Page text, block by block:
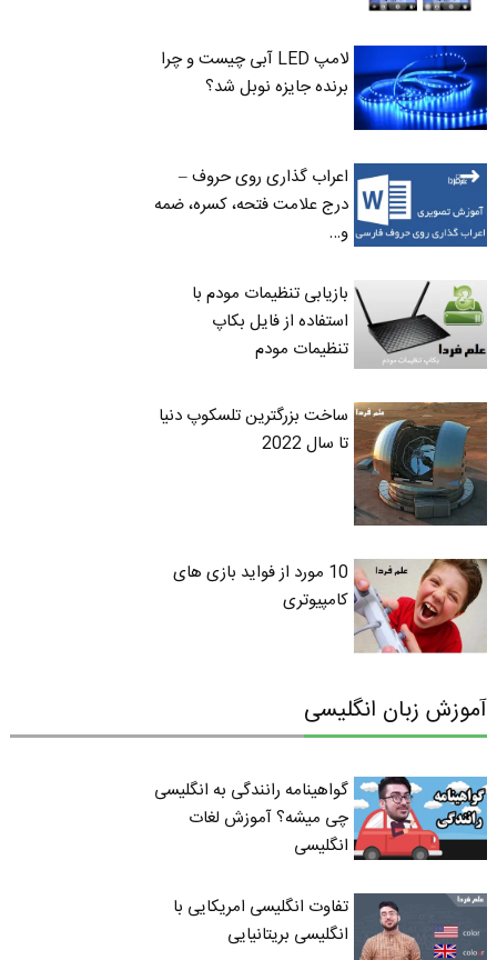
لامپ LED آبی چیست و چرا
برنده جایزه نوبل شد؟
اعراب گذاری روی حروف –
درج علامت فتحه، کسره، ضمه
و…
بازیابی تنظیمات مودم با
استفاده از فایل بکاپ
تنظیمات مودم
ساخت بزرگترین تلسکوپ دنیا
تا سال 2022
10 مورد از فواید بازی های
کامپیوتری
آموزش زبان انگلیسی
گواهینامه رانندگی به انگلیسی
چی میشه؟ آموزش لغات
انگلیسی
تفاوت انگلیسی امریکایی با
انگلیسی بریتانیایی